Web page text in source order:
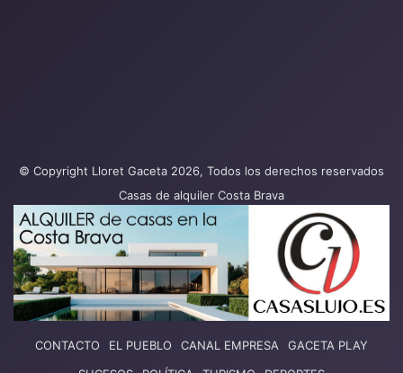
© Copyright Lloret Gaceta 2026, Todos los derechos reservados
Casas de alquiler Costa Brava
CONTACTO EL PUEBLO CANAL EMPRESA
GACETA PLAY